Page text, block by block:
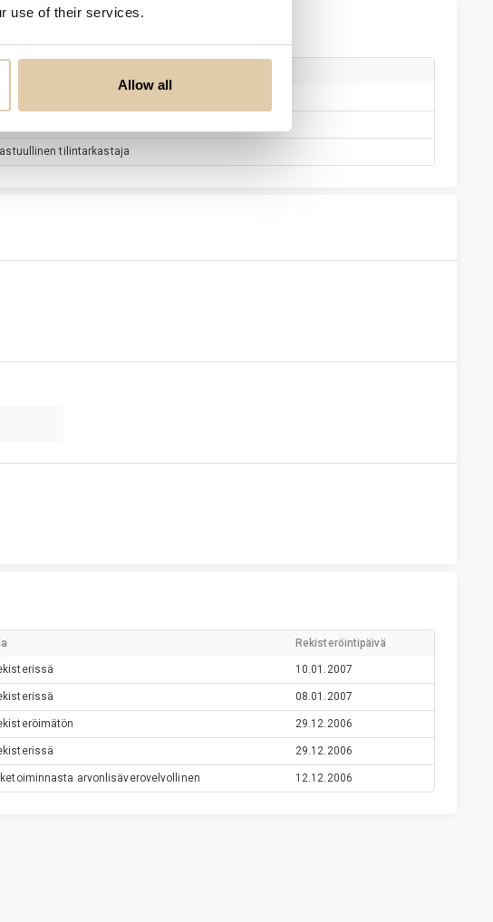
use of their services.
Allow all
tilintarkastaja
Rekisteröintipäivä
10.01.2007
08.01.2007
29.12.2006
29.12.2006
arvonlisäverovelvollinen 12.12.2006